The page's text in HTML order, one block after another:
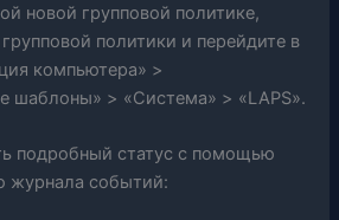
новой групповой политике,
политики и перейдите в
компьютера» >
шаблоны» > «Система» > «LAPS».
подробный статус с помощью
журнала событий: